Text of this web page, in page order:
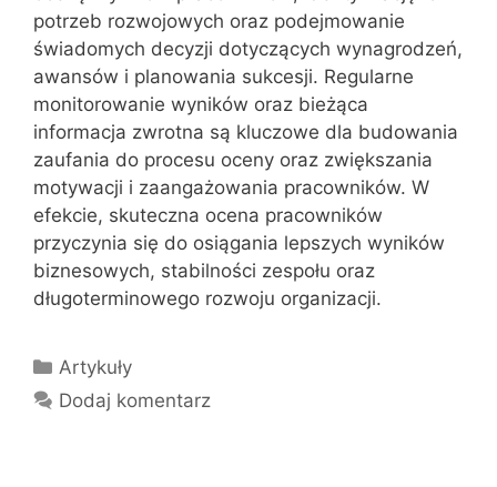
potrzeb rozwojowych oraz podejmowanie
świadomych decyzji dotyczących wynagrodzeń,
awansów i planowania sukcesji. Regularne
monitorowanie wyników oraz bieżąca
informacja zwrotna są kluczowe dla budowania
zaufania do procesu oceny oraz zwiększania
motywacji i zaangażowania pracowników. W
efekcie, skuteczna ocena pracowników
przyczynia się do osiągania lepszych wyników
biznesowych, stabilności zespołu oraz
długoterminowego rozwoju organizacji.
Kategorie
Artykuły
Dodaj komentarz